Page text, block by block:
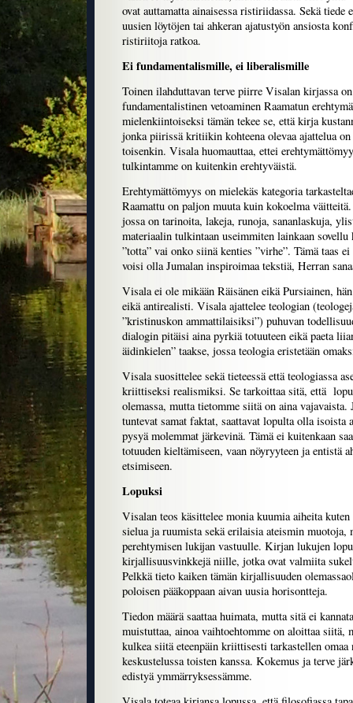
ovat auttamatta ainaisessa ristiriidassa. Sekä tiede
uusien löytöjen tai ahkeran ajatustyön ansiosta
ristiriitoja ratkoa.
Ei fundamentalismille, ei liberalismille
Toinen ilahduttavan terve piirre Visalan kirjassa
fundamentalistinen vetoaminen Raamatun
mielenkiintoiseksi tämän tekee se, että kirja
jonka piirissä kritiikin kohteena olevaa ajattelua
toisenkin. Visala huomauttaa, ettei
tulkintamme on kuitenkin erehtyväistä.
Erehtymättömyys on mielekäs kategoria
Raamattu on paljon muuta kuin kokoelma
jossa on tarinoita, lakeja, runoja, sananlaskuja,
materiaalin tulkintaan useimmiten lainkaan
”totta” vai onko siinä kenties ”virhe”. Tämä taas
voisi olla Jumalan inspiroimaa tekstiä, Herran
Visala ei ole mikään Räisänen eikä Pursiainen,
eikä antirealisti. Visala ajattelee teologian
”kristinuskon ammattilaisiksi”) puhuvan
dialogin pitäisi aina pyrkiä totuuteen eikä paeta
äidinkielen” taakse, jossa teologia eristetään
Visala suosittelee sekä tieteessä että teologiassa
kriittiseksi realismiksi. Se tarkoittaa sitä, että
olemassa, mutta tietomme siitä on aina
tuntevat samat faktat, saattavat lopulta olla
pysyä molemmat järkevinä. Tämä ei kuitenkaan
totuuden kieltämiseen, vaan nöyryyteen ja entistä
etsimiseen.
Lopuksi
Visalan teos käsittelee monia kuumia aiheita
sielua ja ruumista sekä erilaisia ateismin muotoja,
perehtymisen lukijan vastuulle. Kirjan lukujen
kirjallisuusvinkkejä niille, jotka ovat valmiita
Pelkkä tieto kaiken tämän kirjallisuuden
poloisen pääkoppaan aivan uusia horisontteja.
Tiedon määrä saattaa huimata, mutta sitä ei
muistuttaa, ainoa vaihtoehtomme on aloittaa
kulkea siitä eteenpäin kriittisesti tarkastellen omaa
keskustelussa toisten kanssa. Kokemus ja terve
edistyä ymmärryksessämme.